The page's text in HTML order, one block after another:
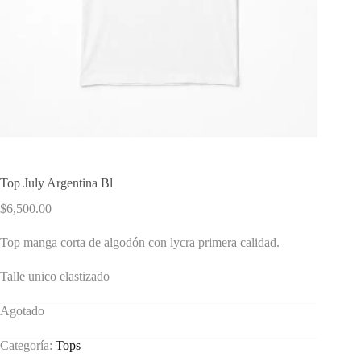
Top July Argentina Bl
$6,500.00
Top manga corta de algodón con lycra primera calidad.
Talle unico elastizado
Agotado
Categoría: Tops